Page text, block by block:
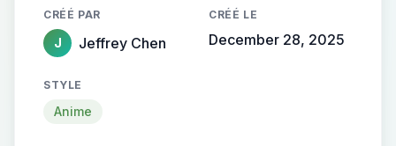
合冷酷与忧郁清冷，细微神态楚楚动
人。暗光沙发背景烘托电影氛围，面
CRÉÉ PAR
J Jeffrey Chen
CRÉÉ LE
December 28, 2025
STYLE
Anime